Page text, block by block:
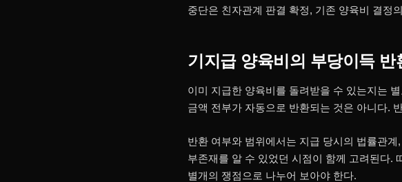
중단은 친자관계 판결 확정, 기존 양육비 결정
기지급 양육비의 부당이득 반
이미 지급한 양육비를 돌려받을 수 있는지는
금액 전부가 자동으로 반환되는 것은 아니다.
반환 여부와 범위에서는 지급 당시의 법률관
부존재를 알 수 있었던 시점이 함께 고려된다.
별개의 쟁점으로 나누어 보아야 한다.